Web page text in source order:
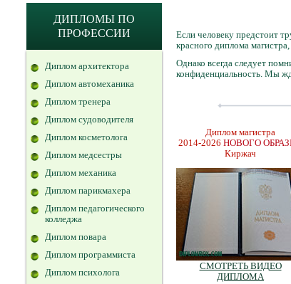
ДИПЛОМЫ ПО
ПРОФЕССИИ
Диплом архитектора
Диплом автомеханика
Диплом тренера
Диплом судоводителя
Диплом косметолога
Диплом медсестры
Диплом механика
Диплом парикмахера
Диплом педагогического
колледжа
Диплом повара
Диплом программиста
Диплом психолога
Если человеку предстоит
красного диплома
Однако всегда следует
конфиденциальность. Мы
Диплом магистра
2014-2026 НОВОГО
Киржач
СМОТРЕТЬ ВИДЕО
ДИПЛОМА